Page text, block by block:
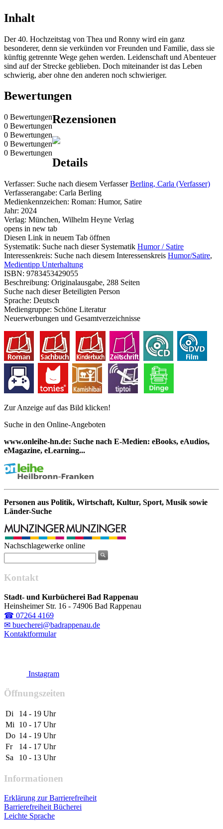
Inhalt
Der 40. Hochzeitstag von Thea und Ronny wird ein ganz
besonderer, denn sie verkünden vor Freunden und Familie, dass sie
künftig getrennte Wege gehen werden. Leidenschaft und Abenteuer
sind auf der Strecke geblieben. Doch miteinander ist das Leben
schwierig, aber ohne den anderen noch schwieriger.
Bewertungen
0 Bewertungen
0 Bewertungen
0 Bewertungen
0 Bewertungen
0 Bewertungen
Rezensionen
Details
Verfasser: Suche nach diesem Verfasser Berling, Carla (Verfasser)
Verfasserangabe: Carla Berling
Medienkennzeichen: Roman: Humor, Satire
Jahr: 2024
Verlag: München, Wilhelm Heyne Verlag
opens in new tab
Diesen Link in neuem Tab öffnen
Systematik: Suche nach dieser Systematik Humor / Satire
Interessenkreis: Suche nach diesem Interessenskreis Humor/Satire,
Medientipp Unterhaltung
ISBN: 9783453429055
Beschreibung: Originalausgabe, 288 Seiten
Suche nach dieser Beteiligten Person
Sprache: Deutsch
Mediengruppe: Schöne Literatur
Neuerwerbungen und Gesamtverzeichnisse
Zur Anzeige auf das Bild klicken!
Suche in den Online-Angeboten
www.onleihe-hn.de: Suche nach E-Medien: eBooks, eAudios,
eMagazine, eLearning...
Personen aus Politik, Wirtschaft, Kultur, Sport, Musik sowie
Länder-Suche
Nachschlagewerke online
Kontakt
Stadt- und Kurbücherei Bad Rappenau
Heinsheimer Str. 16 - 74906 Bad Rappenau
☎ 07264 4169
✉ buecherei@badrappenau.de
Kontaktformular
Instagram
Öffnungszeiten
Di
14 - 19 Uhr
Mi
10 - 17 Uhr
Do 14 - 19 Uhr
Fr
14 - 17 Uhr
Sa
10 - 13 Uhr
Informationen
Erklärung zur Barrierefreiheit
Barrierefreiheit Bücherei
Leichte Sprache